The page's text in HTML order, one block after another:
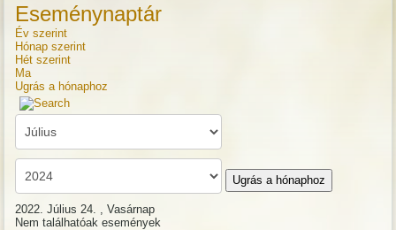
Eseménynaptár
Év szerint
Hónap szerint
Hét szerint
Ma
Ugrás a hónaphoz
Ugrás a hónaphoz
2022. Július 24. , Vasárnap
Nem találhatóak események